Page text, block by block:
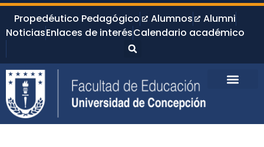
Propedéutico Pedagógico Alumnos
Alumni
NoticiasEnlaces de interésCalendario académico